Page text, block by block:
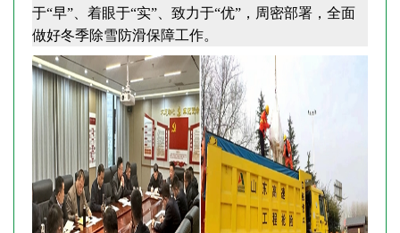
于“早”、着眼于“实”、致力于“优”，周密部署，全面
做好冬季除雪防滑保障工作。